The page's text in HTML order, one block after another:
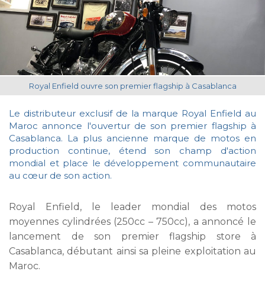
Le distributeur exclusif de la marque Royal Enfield au
Maroc annonce l'ouvertur de son premier flagship à
Casablanca. La plus ancienne marque de motos en
production continue, étend son champ d'action
mondial et place le développement communautaire
au cœur de son action.
Royal Enfield, le leader mondial des motos
moyennes cylindrées (250cc – 750cc), a annoncé le
lancement de son premier flagship store à
Casablanca, débutant ainsi sa pleine exploitation au
Maroc.